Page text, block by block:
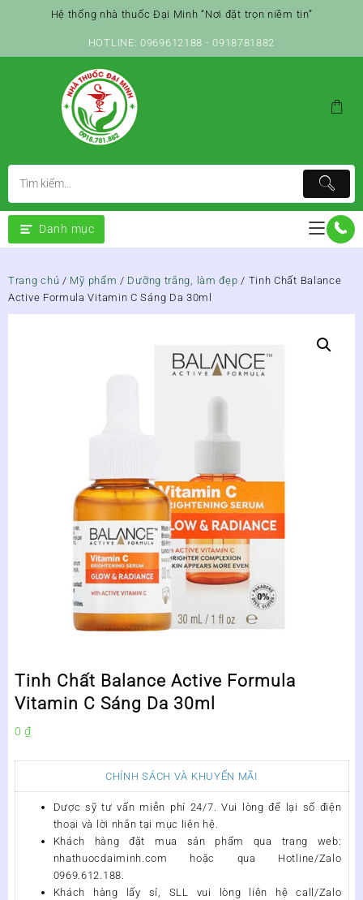
Hệ thống nhà thuốc Đại Minh “Nơi đặt trọn niềm tin”
HOTLINE: 0969612188 - 0918781882
Danh mục
Trang chủ / Mỹ phẩm / Dưỡng trắng, làm đẹp / Tinh Chất Balance
Active Formula Vitamin C Sáng Da 30ml
Tinh Chất Balance Active Formula
Vitamin C Sáng Da 30ml
0 ₫
CHÍNH SÁCH VÀ KHUYẾN MÃI
Dược sỹ tư vấn miễn phí 24/7. Vui lòng để lại số điện
thoại và lời nhắn tại mục liên hệ.
Khách hàng đặt mua sản phẩm qua trang web:
nhathuocdaiminh.com hoặc qua Hotline/Zalo
0969.612.188.
Khách hàng lấy sỉ, SLL vui lòng liên hệ call/Zalo